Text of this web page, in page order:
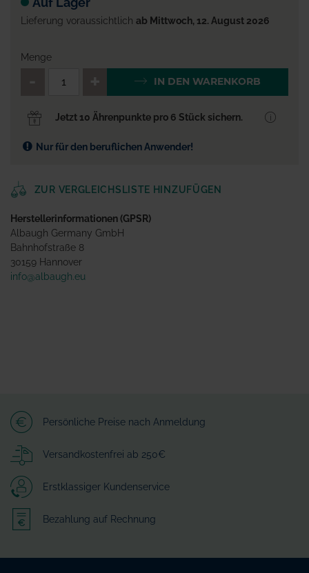
Lieferung voraussichtlich ab Mittwoch, 12. August 2026
Menge
QTY_CONTROL_DECREASE
IN DEN WARENKORB
Jetzt 10 Ährenpunkte pro 6 Stück sichern.
Nur für den beruflichen Anwender!
ZUR VERGLEICHSLISTE HINZUFÜGEN
Herstellerinformationen (GPSR)
Albaugh Germany GmbH
Bahnhofstraße 8
30159 Hannover
info@albaugh.eu
Persönliche Preise nach Anmeldung
Versandkostenfrei ab 250€
Erstklassiger Kundenservice
Bezahlung auf Rechnung